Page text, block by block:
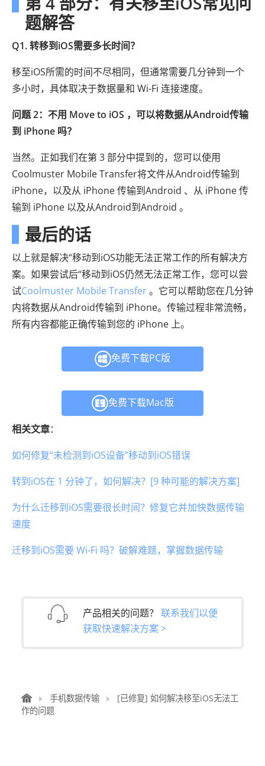
题解答
Q1. 转移到iOS需要多长时间？
移至iOS所需的时间不尽相同，但通常需要几分钟到一个
多小时，具体取决于数据量和 Wi-Fi 连接速度。
问题 2：不用 Move to iOS ，可以将数据从Android传输
到 iPhone 吗？
当然。正如我们在第 3 部分中提到的，您可以使用
Coolmuster Mobile Transfer将文件从Android传输到
iPhone，以及从 iPhone 传输到Android 、从 iPhone 传
输到 iPhone 以及从Android到Android 。
最后的话
以上就是解决“移动到iOS功能无法正常工作的所有解决方
案。如果尝试后“移动到iOS仍然无法正常工作，您可以尝
试Coolmuster Mobile Transfer。它可以帮助您在几分钟
内将数据从Android传输到 iPhone。传输过程非常流畅，
所有内容都能正确传输到您的 iPhone 上。
免费下载PC版
免费下载Mac版
相关文章：
如何修复“未检测到iOS设备”移动到iOS错误
转到iOS在 1 分钟了，如何解决？[9 种可能的解决方案]
为什么迁移到iOS需要很长时间？修复它并加快数据传输
速度
迁移到iOS需要 Wi-Fi 吗？破解难题，掌握数据传输
产品相关的问题？ 联系我们以便
获取快速解决方案 >
手机数据传输
[已修复] 如何解决移至iOS无法工
作的问题